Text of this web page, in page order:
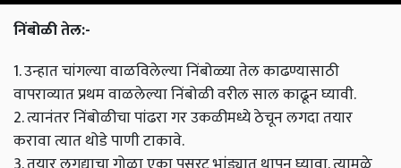
निंबोळी तेल:-
1. उन्हात चांगल्या वाळविलेल्या निंबोळ्या तेल काढण्यासाठी
वापराव्यात प्रथम वाळलेल्या निंबोळी वरील साल काढून घ्यावी.
2. त्यानंतर निंबोळीचा पांढरा गर उकळीमध्ये ठेचून लगदा तयार
करावा त्यात थोडे पाणी टाकावे.